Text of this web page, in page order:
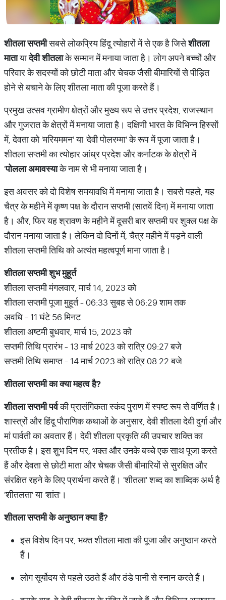
शीतला सप्तमीसबसे लोकप्रिय हिंदू त्योहारों में से एक है जिसेशीतला
मातायादेवी शीतलाके सम्मान में मनाया जाता है। लोग अपने बच्चों और
परिवार के सदस्यों को छोटी माता और चेचक जैसी बीमारियों से पीड़ित
होने से बचाने के लिए शीतला माता की पूजा करते हैं।
प्रमुख उत्सव ग्रामीण क्षेत्रों और मुख्य रूप से उत्तर प्रदेश, राजस्थान
और गुजरात के क्षेत्रों में मनाया जाता है। दक्षिणी भारत के विभिन्न हिस्सों
में, देवता को 'मरियममन' या 'देवी पोलरम्मा' के रूप में पूजा जाता है।
शीतला सप्तमी का त्योहार आंध्र प्रदेश और कर्नाटक के क्षेत्रों में
'पोललाअमावस्याके नाम से भी मनाया जाता है।
इस अवसर को दो विशेष समयावधि में मनाया जाता है। सबसे पहले, यह
चैत्र के महीने में कृष्ण पक्ष के दौरान सप्तमी (सातवें दिन) में मनाया जाता
है। और, फिर यह श्रावण के महीने में दूसरी बार सप्तमी पर शुक्ल पक्ष के
दौरान मनाया जाता है। लेकिन दो दिनों में, चैत्र महीने में पड़ने वाली
शीतला सप्तमी तिथि को अत्यंत महत्वपूर्ण माना जाता है।
शीतला सप्तमी शुभ मुहूर्त
शीतला सप्तमी मंगलवार, मार्च 14, 2023 को
शीतला सप्तमी पूजा मुहूर्त - 06:33 सुबह से 06:29 शाम तक
अवधि - 11 घंटे 56 मिनट
शीतला अष्टमी बुधवार, मार्च 15, 2023 को
सप्तमी तिथि प्रारंभ - 13 मार्च 2023 को रात्रि 09:27 बजे
सप्तमी तिथि समाप्त - 14 मार्च 2023 को रात्रि 08:22 बजे
शीतला सप्तमी का क्या महत्व है?
शीतला सप्तमी पर्वकी प्रासंगिकता स्कंद पुराण में स्पष्ट रूप से वर्णित है।
शास्त्रों और हिंदू पौराणिक कथाओं के अनुसार, देवी शीतला देवी दुर्गा और
मां पार्वती का अवतार हैं। देवी शीतला प्रकृति की उपचार शक्ति का
प्रतीक है। इस शुभ दिन पर, भक्त और उनके बच्चे एक साथ पूजा करते
हैं और देवता से छोटी माता और चेचक जैसी बीमारियों से सुरक्षित और
संरक्षित रहने के लिए प्रार्थना करते हैं। 'शीतला' शब्द का शाब्दिक अर्थ है
'शीतलता' या 'शांत'।
शीतला सप्तमी के अनुष्ठान क्या हैं?
इस विशेष दिन पर, भक्त शीतला माता की पूजा और अनुष्ठान करते
हैं।
लोग सूर्योदय से पहले उठते हैं और ठंडे पानी से स्नान करते हैं।